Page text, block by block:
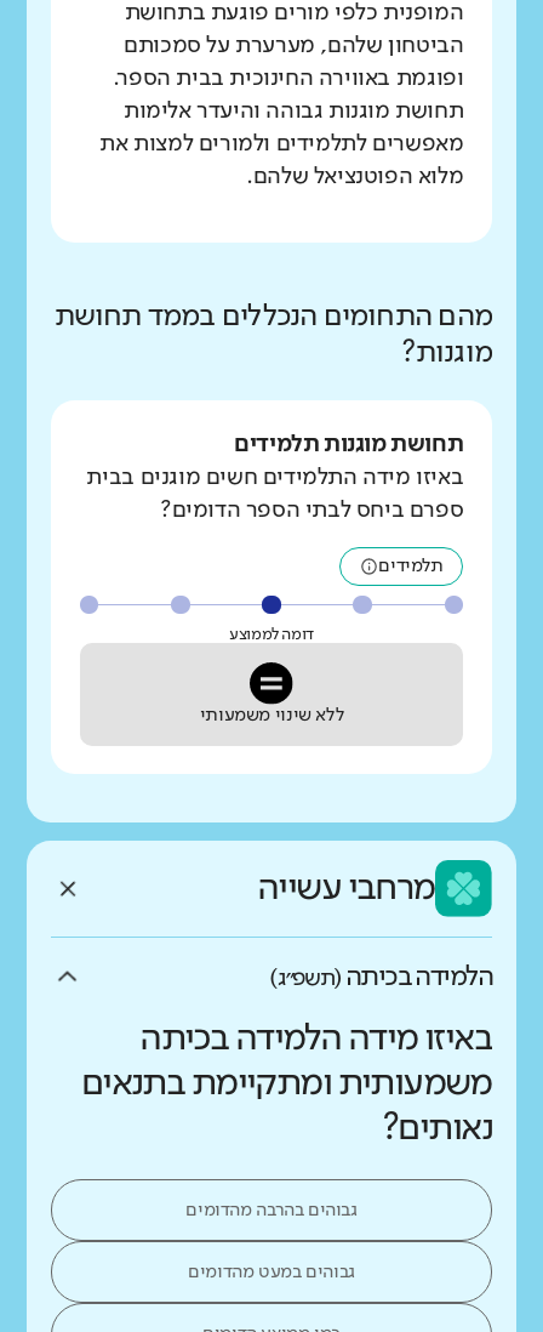
המופנית כלפי מורים פוגעת בתחושת
הביטחון שלהם, מערערת על סמכותם
ופוגמת באווירה החינוכית בבית הספר.
תחושת מוגנות גבוהה והיעדר אלימות
מאפשרים לתלמידים ולמורים למצות את
מלוא הפוטנציאל שלהם.
מהם התחומים הנכללים בממד תחושת
מוגנות?
תחושת מוגנות תלמידים
באיזו מידה התלמידים חשים מוגנים בבית
ספרם ביחס לבתי הספר הדומים?
תלמידים
דומה לממוצע
ללא שינוי משמעותי
מרחבי עשייה
הלמידה בכיתה (תשפ״ג)
באיזו מידה הלמידה בכיתה
משמעותית ומתקיימת בתנאים
נאותים?
גבוהים בהרבה מהדומים
גבוהים במעט מהדומים